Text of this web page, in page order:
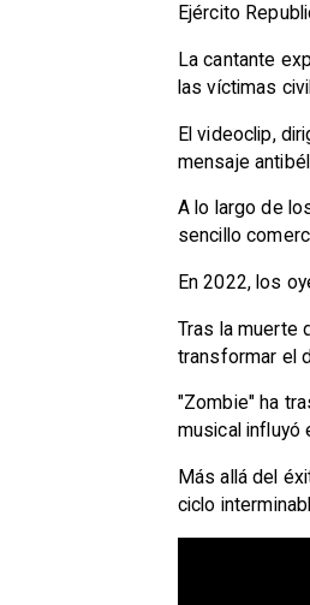
Ejército
La cantante
las víctimas
El videoclip,
mensaje
A lo largo de
sencillo
En 2022, los
Tras la muerte
transformar el
"Zombie" ha
musical influyó
Más allá del
ciclo